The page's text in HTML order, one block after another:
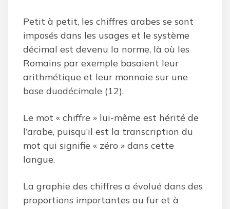
Petit à petit, les chiffres arabes se sont
imposés dans les usages et le système
décimal est devenu la norme, là où les
Romains par exemple basaient leur
arithmétique et leur monnaie sur une
base duodécimale (12).
Le mot « chiffre » lui-même est hérité de
l’arabe, puisqu’il est la transcription du
mot qui signifie « zéro » dans cette
langue.
La graphie des chiffres a évolué dans des
proportions importantes au fur et à